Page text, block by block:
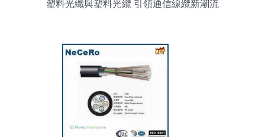
塑料光纖與塑料光纜 引領通信線纜新潮流